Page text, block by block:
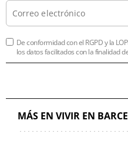
De conformidad con el RGPD y la
los datos facilitados con la finalidad
MÁS EN VIVIR EN